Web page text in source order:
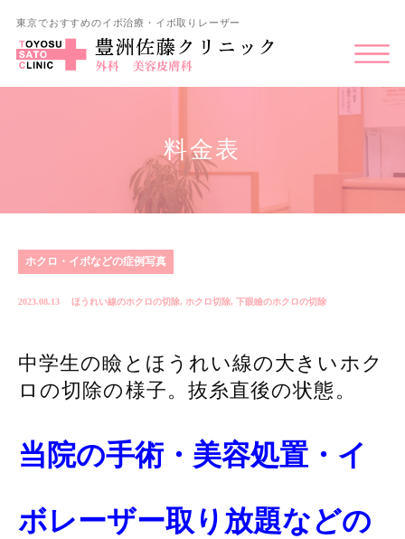
東京でおすすめのイボ治療・イボ取りレーザー
料金表
ホクロ・イボなどの症例写真
2023.08.13 ほうれい線のホクロの切除, ホクロ切除, 下眼瞼のホクロの切除
中学生の瞼とほうれい線の大きいホク
ロの切除の様子。抜糸直後の状態。
当院の手術・美容処置・イ
ボレーザー取り放題などの